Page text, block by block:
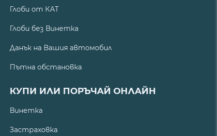
Глоби от КАТ
Глоби без Винетка
Данък на Вашия автомобил
Пътна обстановка
КУПИ ИЛИ ПОРЪЧАЙ ОНЛАЙН
Винетка
Застраховка